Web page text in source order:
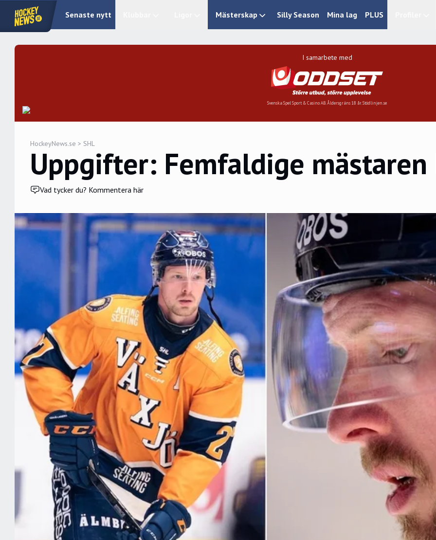
Senaste nytt Mästerskap Silly Season Mina lag PLUS
I samarbete med
Svenska Spel Sport & Casino AB. Åldersgräns 18 år. Stödlinjen.se
HockeyNews.se > SHL
Uppgifter: Femfaldige mästaren
Vad tycker du? Kommentera här